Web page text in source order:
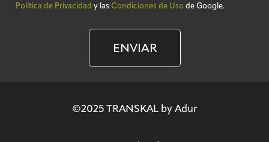
Política de Privacidad y las Condiciones de Uso de Google.
ENVIAR
©2025 TRANSKAL by Adur